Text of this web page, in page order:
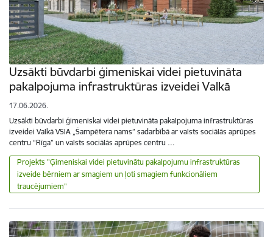
Uzsākti būvdarbi ģimeniskai videi pietuvināta
pakalpojuma infrastruktūras izveidei Valkā
17.06.2026.
Uzsākti būvdarbi ģimeniskai videi pietuvināta pakalpojuma infrastruktūras
izveidei Valkā VSIA „Šampētera nams” sadarbībā ar valsts sociālās aprūpes
centru “Rīga” un valsts sociālās aprūpes centru …
Projekts "Ģimeniskai videi pietuvinātu pakalpojumu infrastruktūras
izveide bērniem ar smagiem un ļoti smagiem funkcionāliem
traucējumiem"